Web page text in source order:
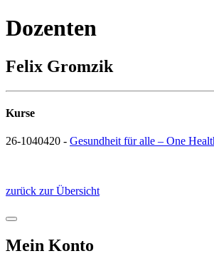
Dozenten
Felix Gromzik
Kurse
26-1040420 - Gesundheit für alle – One
zurück zur Übersicht
Mein Konto